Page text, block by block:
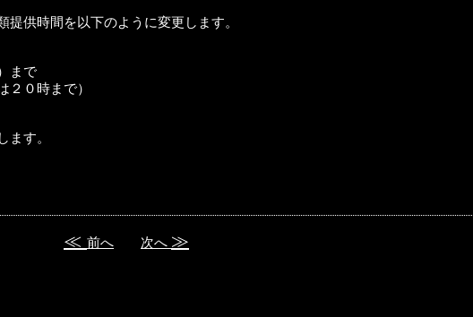
供時間を以下のように変更します。
まで
０時まで）
ます。
前へ 次へ